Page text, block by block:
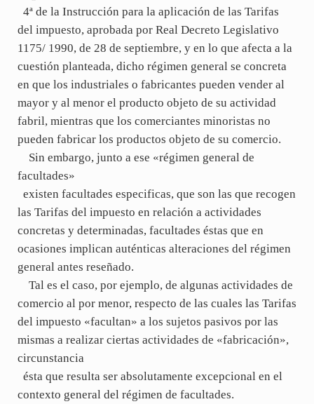
4ª de la Instrucción para la aplicación de las Tarifas
del impuesto, aprobada por Real Decreto Legislativo
1175/ 1990, de 28 de septiembre, y en lo que afecta a la
cuestión planteada, dicho régimen general se concreta
en que los industriales o fabricantes pueden vender al
mayor y al menor el producto objeto de su actividad
fabril, mientras que los comerciantes minoristas no
pueden fabricar los productos objeto de su comercio.
Sin embargo, junto a ese «régimen general de
facultades»
existen facultades especificas, que son las que recogen
las Tarifas del impuesto en relación a actividades
concretas y determinadas, facultades éstas que en
ocasiones implican auténticas alteraciones del régimen
general antes reseñado.
Tal es el caso, por ejemplo, de algunas actividades de
comercio al por menor, respecto de las cuales las Tarifas
del impuesto «facultan» a los sujetos pasivos por las
mismas a realizar ciertas actividades de «fabricación»,
circunstancia
ésta que resulta ser absolutamente excepcional en el
contexto general del régimen de facultades.